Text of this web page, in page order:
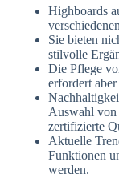
Highboards
Sie bieten
stilvolle
Die Pflege
erfordert
Auswahl von
zertifizierte
Aktuelle
Funktionen
werden.